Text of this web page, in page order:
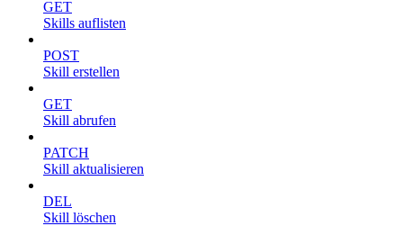
GET
Skills auflisten
POST
Skill erstellen
GET
Skill abrufen
PATCH
Skill aktualisieren
DEL
Skill löschen